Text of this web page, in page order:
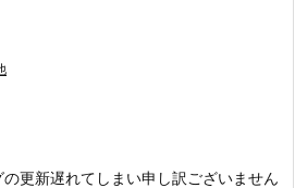
の更新遅れてしまい申し訳ございません